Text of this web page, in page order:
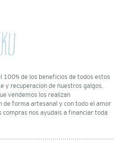
100% de los beneficios de todos estos
y recuperacion de nuestros galgos.
vendemos los realizan
de forma artesanal y con todo el amor
compras nos ayudais a financiar toda